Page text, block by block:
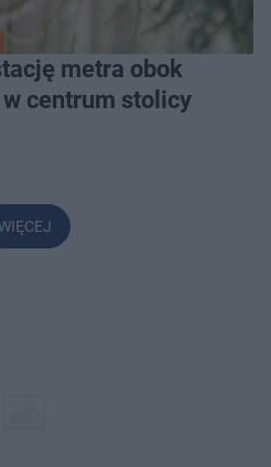
metra obok
centrum stolicy